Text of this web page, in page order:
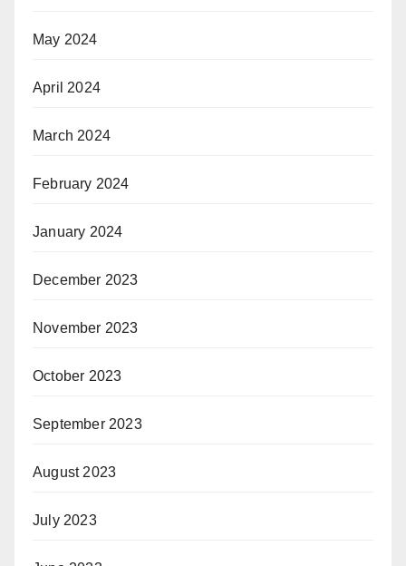
May 2024
April 2024
March 2024
February 2024
January 2024
December 2023
November 2023
October 2023
September 2023
August 2023
July 2023